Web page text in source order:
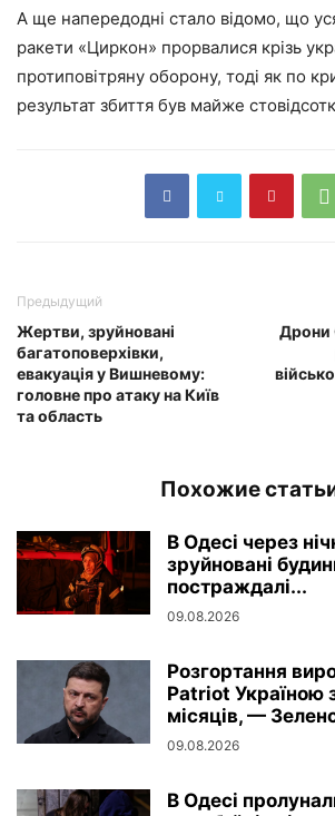
А ще напередодні стало відомо, що
ракети «Циркон» прорвалися крізь
протиповітряну оборону, тоді як по
результат збиття був майже
Предыдущий
Жертви, зруйновані
багатоповерхівки,
евакуація у Вишневому:
головне про атаку на Київ
та область
Дрони
Похожие
В Одесі через
зруйновані
постраждалі...
09.08.2026
Розгортання
Patriot Україною
місяців, —
09.08.2026
В Одесі